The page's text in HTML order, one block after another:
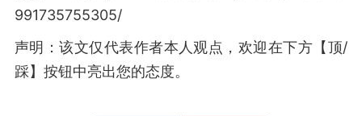
991735755305/
声明：该文仅代表作者本人观点，欢迎在下方【顶/
踩】按钮中亮出您的态度。